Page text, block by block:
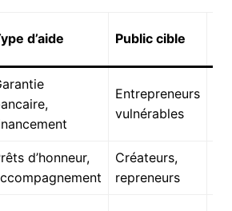
d’aide Public cible
Entrepreneurs
vulnérables
d’honneur,
Créateurs,
repreneurs